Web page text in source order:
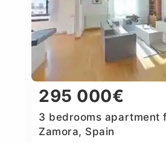
295 000€
3 bedrooms apartment
Zamora, Spain